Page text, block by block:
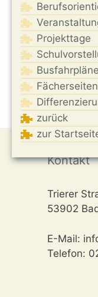
Projekttage
Busfahrpläne
Fächerseiten
zurück
zur
Kontakt
Trierer
53902
E-Mail:
Telefon: